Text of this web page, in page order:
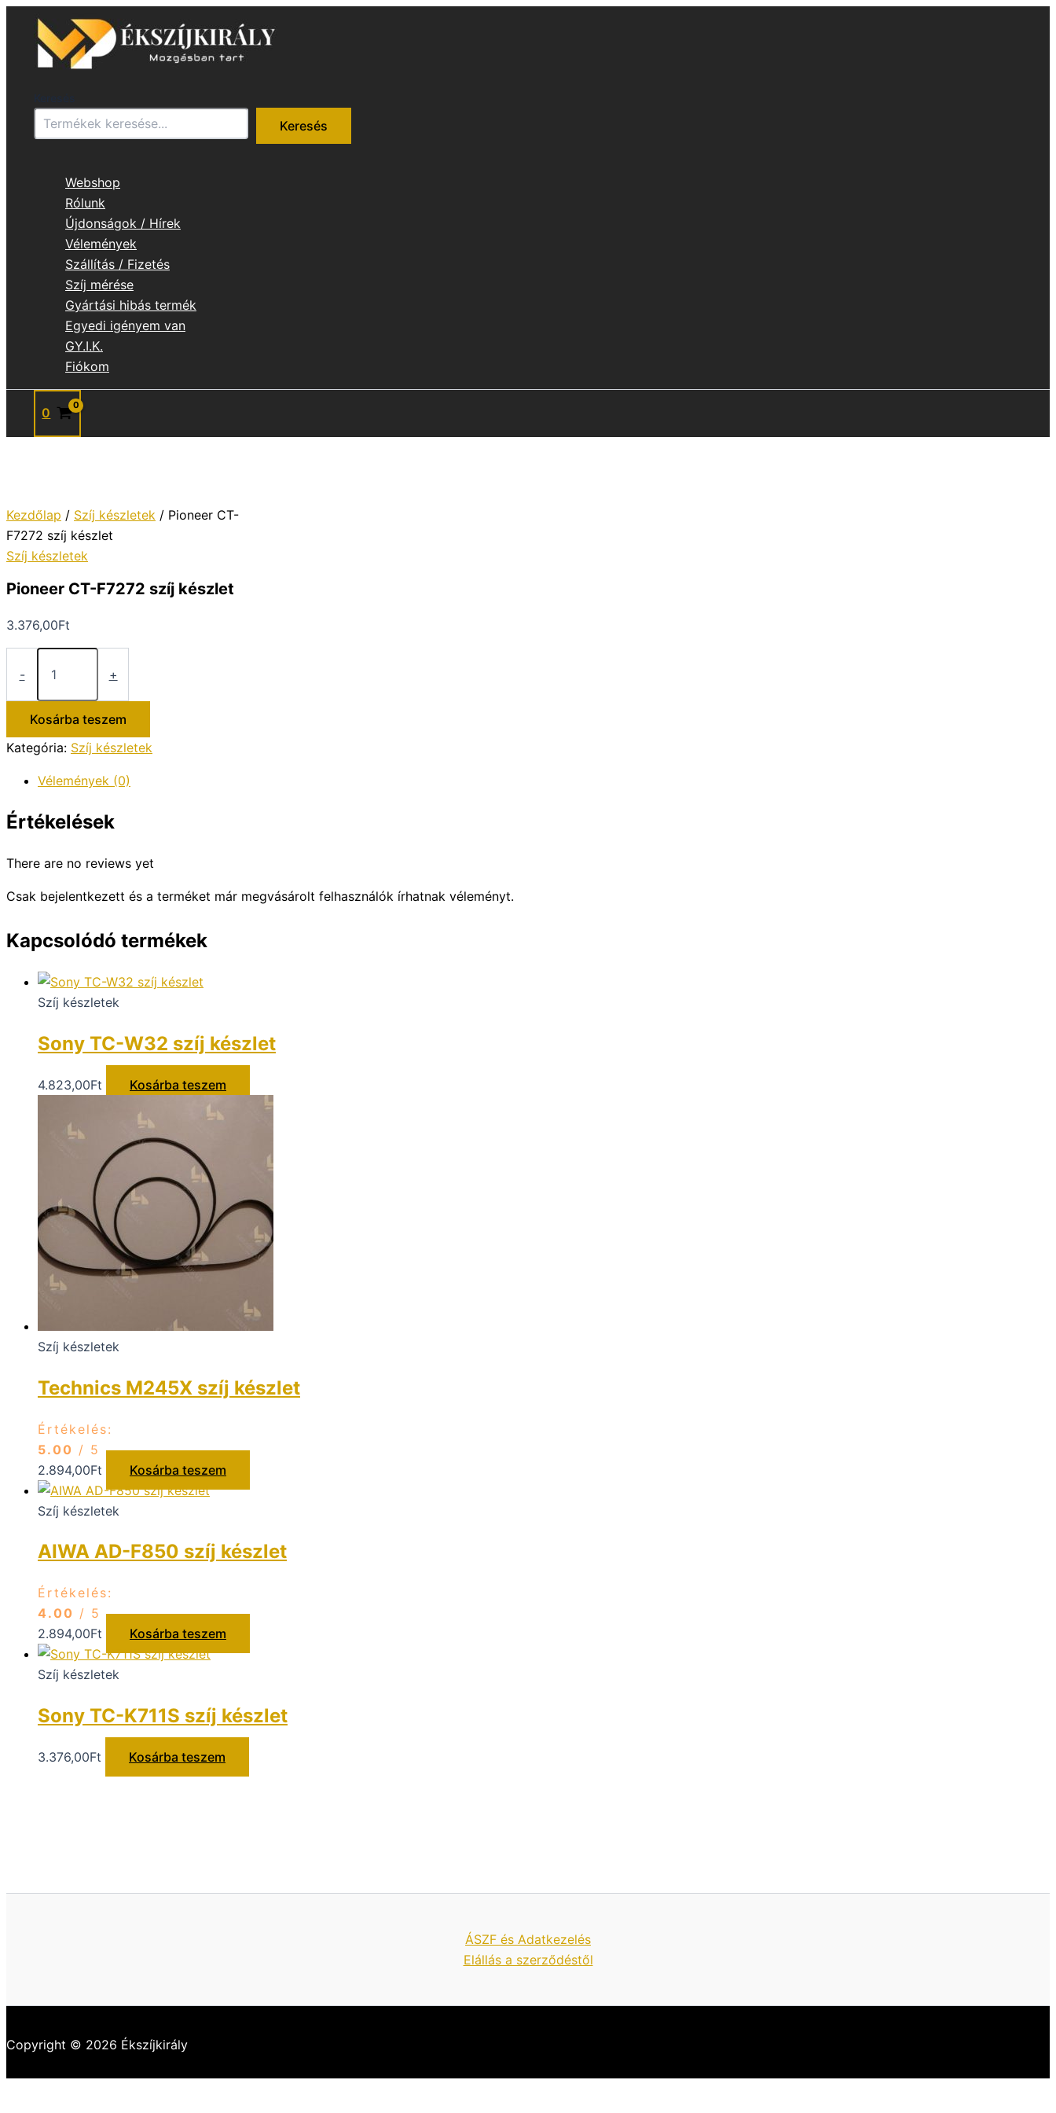
content
Keresés
Webshop
Rólunk
Újdonságok / Hírek
Vélemények
Szállítás / Fizetés
Szíj mérése
Gyártási hibás termék
Egyedi igényem van
GY.I.K.
Fiókom
0
Kezdőlap / Szíj készletek / Pioneer CT-
F7272 szíj készlet
Szíj készletek
Pioneer CT-F7272 szíj készlet
3.376,00Ft
-
Pioneer
szíj
készlet
+
Kosárba teszem
Kategória: Szíj készletek
Vélemények (0)
Értékelések
There are no reviews yet
Csak bejelentkezett és a terméket már megvásárolt felhasználók írhatnak véleményt.
Kapcsolódó termékek
Szíj készletek
Sony TC-W32 szíj készlet
4.823,00Ft Kosárba teszem
Szíj készletek
Technics M245X szíj készlet
Értékelés:
5.00 / 5
2.894,00Ft Kosárba teszem
Szíj készletek
AIWA AD-F850 szíj készlet
Értékelés:
4.00 / 5
2.894,00Ft Kosárba teszem
Szíj készletek
Sony TC-K711S szíj készlet
3.376,00Ft Kosárba teszem
ÁSZF és Adatkezelés
Elállás a szerződéstől
Copyright © 2026 Ékszíjkirály